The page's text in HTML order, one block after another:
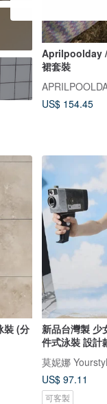
Aprilpoolday /
裙套裝
US$ 154.45
裝 (分
新品台灣製 少
件式泳裝 設計
莫妮娜
US$ 97.11
可客製